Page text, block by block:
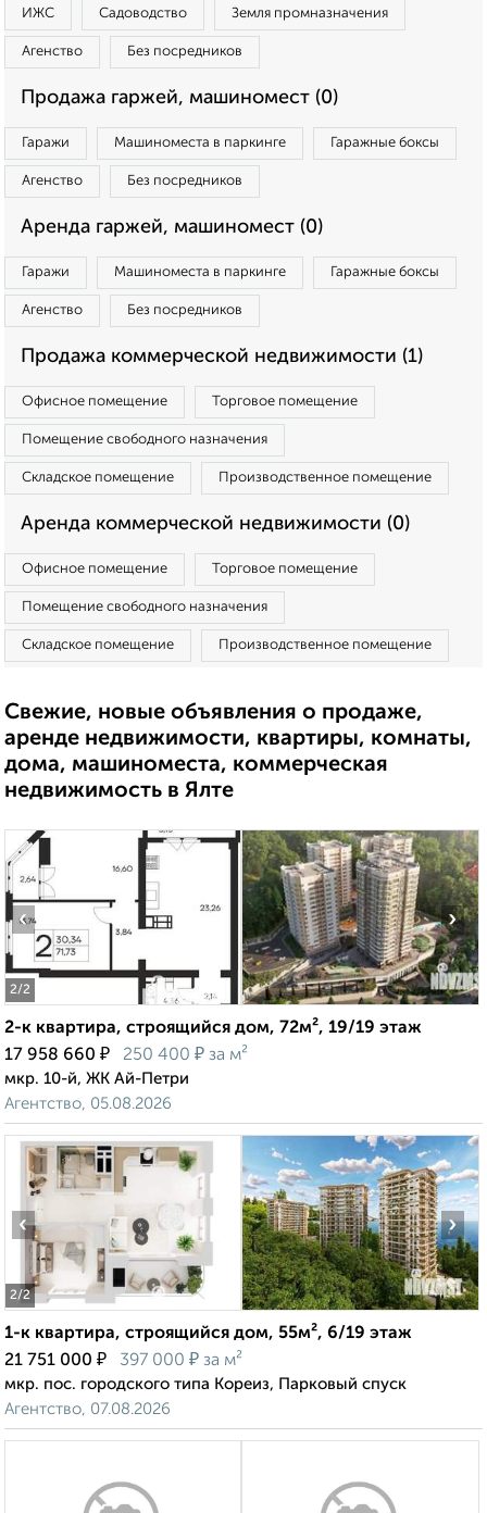
ИЖС Садоводство Земля промназначения
Агенство Без посредников
Продажа гаржей, машиномест (0)
Гаражи Машиноместа в паркинге Гаражные боксы
Агенство Без посредников
Аренда гаржей, машиномест (0)
Гаражи Машиноместа в паркинге Гаражные боксы
Агенство Без посредников
Продажа коммерческой недвижимости (1)
Офисное помещение Торговое помещение
Помещение свободного назначения
Складское помещение Производственное помещение
Аренда коммерческой недвижимости (0)
Офисное помещение Торговое помещение
Помещение свободного назначения
Складское помещение Производственное помещение
Свежие, новые объявления о продаже,
аренде недвижимости, квартиры, комнаты,
дома, машиноместа, коммерческая
недвижимость в Ялте
2/2
‹ ›
2-к квартира, строящийся дом, 72м², 19/19 этаж
17 958 660 ₽ 250 400 ₽ за м²
мкр. 10-й, ЖК Ай-Петри
Агентство, 05.08.2026
2/2
‹ ›
1-к квартира, строящийся дом, 55м², 6/19 этаж
21 751 000 ₽ 397 000 ₽ за м²
мкр. пос. городского типа Кореиз, Парковый спуск
Агентство, 07.08.2026